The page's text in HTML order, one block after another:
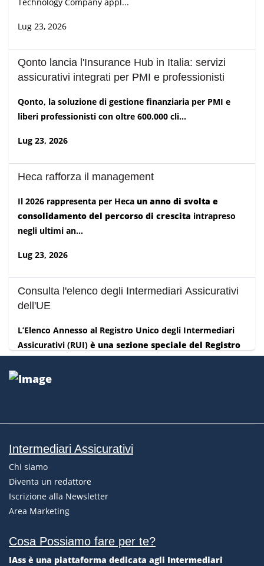
Lug 23, 2026
Qonto lancia l'Insurance Hub in Italia: servizi
assicurativi integrati per PMI e professionisti
Qonto, la soluzione di gestione finanziaria per PMI e
liberi professionisti con oltre 600.000 cli...
Lug 23, 2026
Heca rafforza il management
Il 2026 rappresenta per Heca un anno di svolta e
consolidamento del percorso di crescita intrapreso
negli ultimi an...
Lug 23, 2026
Consulta l'elenco degli Intermediari Assicurativi
dell'UE
L’Elenco Annesso al Registro Unico degli Intermediari
Assicurativi (RUI) è una sezione speciale del Registro
IVASS,
Lug 21, 2026
contattare l’IVASS possono utilizzare il Contact
Center Intermediari, una li...
Lug 21, 2026
Intermediari Assicurativi
Chi siamo
Diventa un redattore
Iscrizione alla Newsletter
Area Marketing
Cosa Possiamo fare per te?
IAss è una piattaforma dedicata agli Intermediari